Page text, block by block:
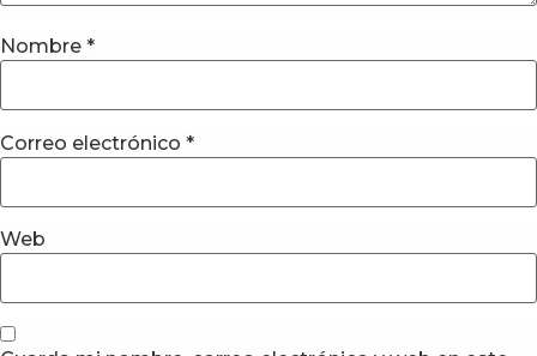
Nombre *
Correo electrónico *
Web